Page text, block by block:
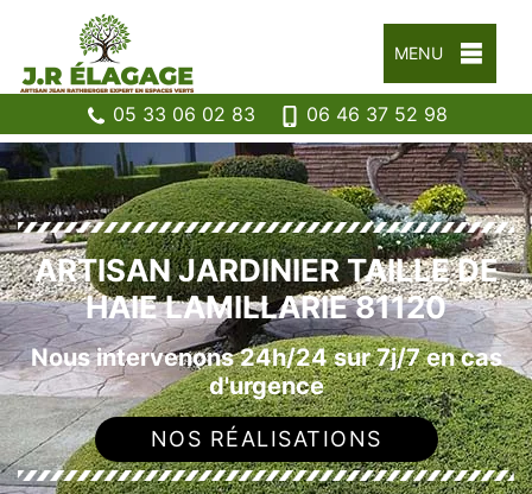
MENU
05 33 06 02 83 06 46 37 52 98
ARTISAN JARDINIER TAILLE DE
HAIE LAMILLARIE 81120
Nous intervenons 24h/24 sur 7j/7 en cas
d'urgence
NOS RÉALISATIONS